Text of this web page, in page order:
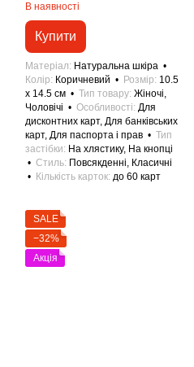
В наявності
Купити
Матеріал
Натуральна шкіра
Колір
Коричневий Розмір 10.5
x 14.5 см
Тип товару Жіночі,
Чоловічі
Особливості Для
дисконтних карт, Для банківських
карт, Для паспорта і прав
Тип
застібки
На хлястику, На кнопці
Стиль Повсякденні, Класичні
Кількість карток до 60 карт
SALE
−32%
Акція